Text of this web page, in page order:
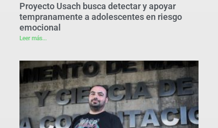
Proyecto Usach busca detectar y apoyar
tempranamente a adolescentes en riesgo
emocional
Leer más...